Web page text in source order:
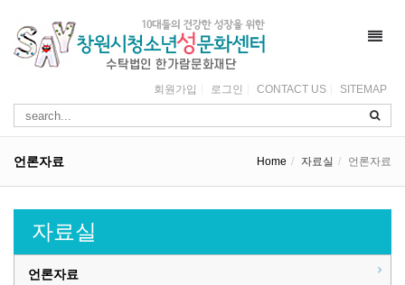
회원가입 로그인 CONTACT US SITEMAP
언론자료 Home 자료실 언론자료
자료실
언론자료